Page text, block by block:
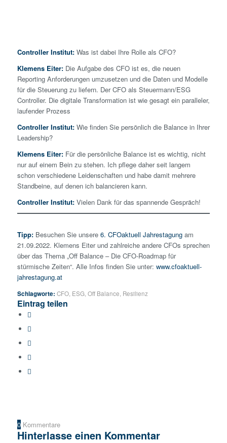
Controller Institut:Was ist dabei Ihre Rolle als CFO?
Klemens Eiter:Die Aufgabe des CFO ist es, die neuen
Reporting Anforderungen umzusetzen und die Daten und Modelle
für die Steuerung zu liefern. Der CFO als Steuermann/ESG
Controller. Die digitale Transformation ist wie gesagt ein paralleler,
laufender Prozess
Controller Institut: Wie finden Sie persönlich die Balance in Ihrer
Leadership?
Klemens Eiter:Für die persönliche Balance ist es wichtig, nicht
nur auf einem Bein zu stehen. Ich pflege daher seit langem
schon verschiedene Leidenschaften und habe damit mehrere
Standbeine, auf denen ich balancieren kann.
Controller Institut:Vielen Dank für das spannende Gespräch!
Tipp:Besuchen Sie unsere 6. CFOaktuell Jahrestagungam
21.09.2022. Klemens Eiter und zahlreiche andere CFOs sprechen
über das Thema „Off Balance – Die CFO-Roadmap für
stürmische Zeiten“. Alle Infos finden Sie unter: www.cfoaktuell-
jahrestagung.at
Schlagworte: CFO, ESG, Off Balance Resilienz
Eintrag teilen
0 Kommentare
Hinterlasse einen Kommentar